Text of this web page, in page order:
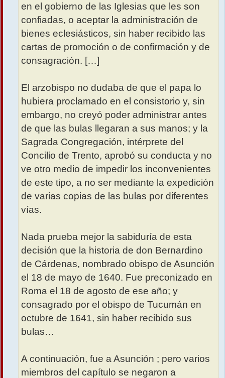
en el gobierno de las Iglesias que les son
confiadas, o aceptar la administración de
bienes eclesiásticos, sin haber recibido las
cartas de promoción o de confirmación y de
consagración. […]
El arzobispo no dudaba de que el papa lo
hubiera proclamado en el consistorio y, sin
embargo, no creyó poder administrar antes
de que las bulas llegaran a sus manos; y la
Sagrada Congregación, intérprete del
Concilio de Trento, aprobó su conducta y no
ve otro medio de impedir los inconvenientes
de este tipo, a no ser mediante la expedición
de varias copias de las bulas por diferentes
vías.
Nada prueba mejor la sabiduría de esta
decisión que la historia de don Bernardino
de Cárdenas, nombrado obispo de Asunción
el 18 de mayo de 1640. Fue preconizado en
Roma el 18 de agosto de ese año; y
consagrado por el obispo de Tucumán en
octubre de 1641, sin haber recibido sus
bulas…
A continuación, fue a Asunción ; pero varios
miembros del capítulo se negaron a